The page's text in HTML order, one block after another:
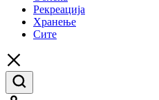
Рекреација
Хранење
Сите